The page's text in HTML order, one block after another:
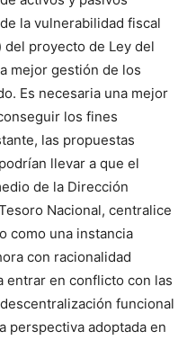
la vulnerabilidad fiscal
proyecto de Ley del
mejor gestión de los
Es necesaria una mejor
los fines
las propuestas
llevar a que el
de la Dirección
Nacional, centralice
como una instancia
con racionalidad
entrar en conflicto con las
funcional
perspectiva adoptada en